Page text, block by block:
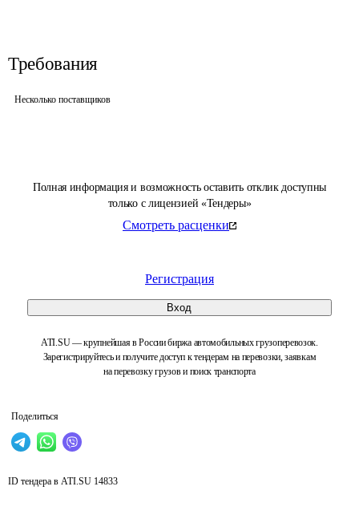
Полная информация и возможность оставить отклик доступны
только с лицензией «Тендеры»
Смотреть расценки
Регистрация
Вход
ATI.SU — крупнейшая в России биржа автомобильных грузоперевозок.
Зарегистрируйтесь и получите доступ к тендерам на перевозки, заявкам
на перевозку грузов и поиск транспорта
Поделиться
Требования
Несколько поставщиков
ID тендера в ATI.SU 14833